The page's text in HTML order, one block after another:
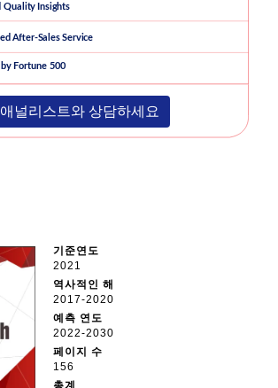
애널리스트와 상담하세요
기준연도
2021
역사적인 해
2017-2020
예측 연도
2022-2030
페이지 수
156
총계